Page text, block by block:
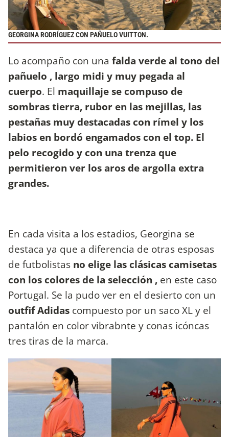
GEORGINA RODRÍGUEZ CON PAÑUELO VUITTON.
Lo acompaño con una falda verde al tono del
pañuelo , largo midi y muy pegada al
cuerpo. El maquillaje se compuso de
sombras tierra, rubor en las mejillas, las
pestañas muy destacadas con rímel y los
labios en bordó engamados con el top. El
pelo recogido y con una trenza que
permitieron ver los aros de argolla extra
grandes.
En cada visita a los estadios, Georgina se
destaca ya que a diferencia de otras esposas
de futbolistas no elige las clásicas camisetas
con los colores de la selección , en este caso
Portugal. Se la pudo ver en el desierto con un
outfif Adidas compuesto por un saco XL y el
pantalón en color vibrabnte y conas icóncas
tres tiras de la marca.